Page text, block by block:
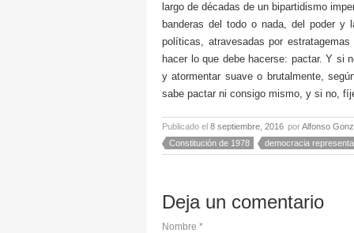
largo de décadas de un bipartidismo
banderas del todo o nada, del poder y
políticas, atravesadas por
hacer lo que debe hacerse: pactar. Y si
y atormentar suave o brutalmente,
sabe pactar ni consigo mismo, y si no,
Publicado el 8 septiembre, 2016 porAlfonso
Constitución de 1978
democracia
Deja un comentario
Nombre *